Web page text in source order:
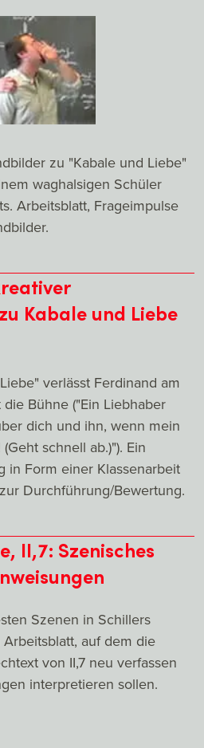
zu "Kabale und Liebe"
waghalsigen Schüler
Arbeitsblatt, Frageimpulse
Kabale und Liebe
verlässt Ferdinand am
Bühne ("Ein Liebhaber
dich und ihn, wenn mein
schnell ab.)"). Ein
in Form einer Klassenarbeit
Durchführung/Bewertung.
II,7: Szenisches
Szenen in Schillers
auf dem die
von II,7 neu verfassen
interpretieren sollen.